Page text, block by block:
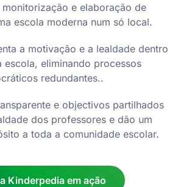
monitorização e elaboração de
escola moderna num só local.
a motivação e a lealdade dentro
escola, eliminando processos
redundantes..
e objectivos partilhados
dos professores e dão um
a toda a comunidade escolar.
Kinderpedia em ação